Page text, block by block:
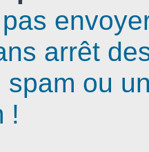
arrêt
spam ou
!